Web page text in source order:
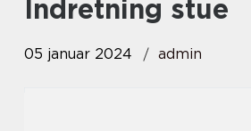
indretning stue
05 januar 2024 admin